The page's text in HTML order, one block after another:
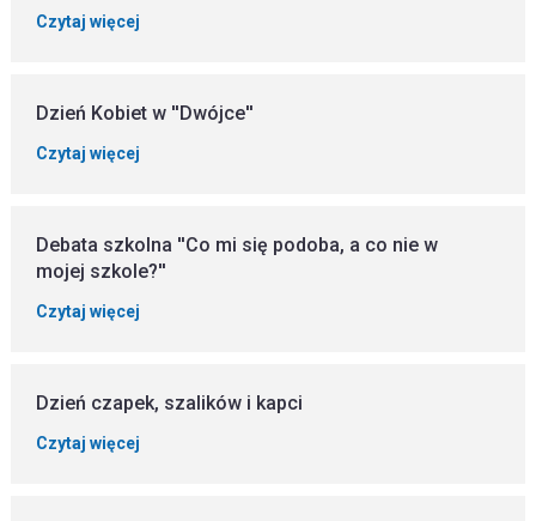
Czytaj więcej
Dzień Kobiet w ''Dwójce''
Czytaj więcej
Debata szkolna ''Co mi się podoba, a co nie w
mojej szkole?''
Czytaj więcej
Dzień czapek, szalików i kapci
Czytaj więcej